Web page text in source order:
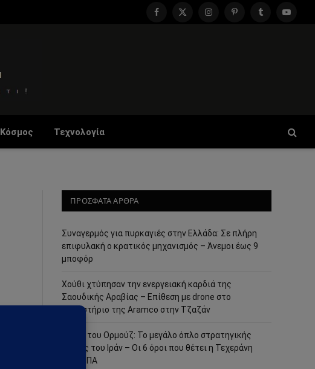
Facebook
X
InstagramPinterestTumblr
Κόσμος Τεχνολογία
ΠΡΟΣΦΑΤΑ ΑΡΘΡΑ
Συναγερμός για πυρκαγιές στην Ελλάδα: Σε πλήρη
επιφυλακή ο κρατικός μηχανισμός – Άνεμοι έως 9
μποφόρ
Χούθι χτύπησαν την ενεργειακή καρδιά της
Σαουδικής Αραβίας – Επίθεση με drone στο
διυλιστήριο της Aramco στην Τζαζάν
Στενά του Ορμούζ: Το μεγάλο όπλο στρατηγικής
ισχύος του Ιράν – Οι 6 όροι που θέτει η Τεχεράνη
στις ΗΠΑ